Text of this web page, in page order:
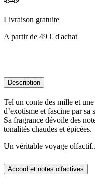
Livraison gratuite
A partir de 49 € d'achat
Description
Tel un conte des mille et
d’exotisme et fascine par sa
Sa fragrance dévoile des
tonalités chaudes et épicées.
Un véritable voyage
Accord et notes olfactives